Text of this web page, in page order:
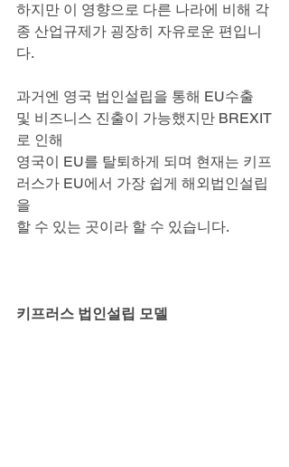
하지만 이 영향으로 다른 나라에 비해 각
종 산업규제가 굉장히 자유로운 편입니
다.
과거엔 영국 법인설립을 통해 EU수출
및 비즈니스 진출이 가능했지만 BREXIT
로 인해
영국이 EU를 탈퇴하게 되며 현재는 키프
러스가 EU에서 가장 쉽게 해외법인설립
을
할 수 있는 곳이라 할 수 있습니다.
키프러스 법인설립 모델